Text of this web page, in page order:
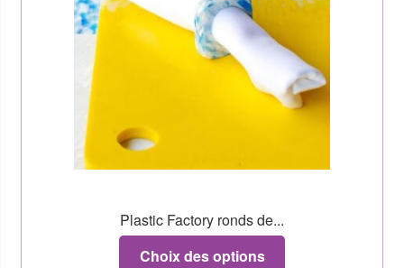
Plastic Factory ronds de...
Choix des options